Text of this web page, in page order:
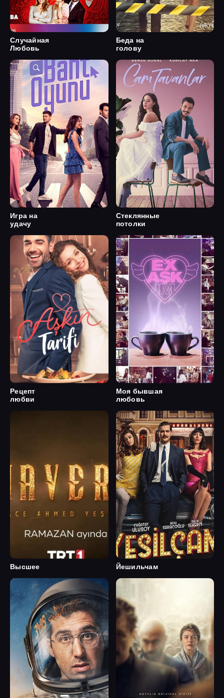
Случайная
Любовь
Беда на
голову
Игра на
удачу
Стеклянные
потолки
Рецепт
любви
Моя бывшая
любовь
Высшее Йешильчам